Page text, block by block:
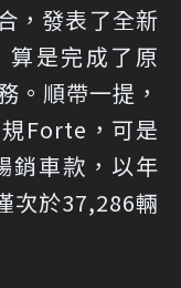
，發表了全新
算是完成了原
。順帶一提，
Forte，可是
銷車款，以年
次於37,286輛